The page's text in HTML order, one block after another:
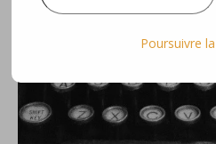
Poursuivre